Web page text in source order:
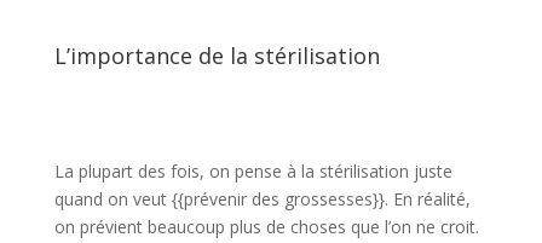
L’importance de la stérilisation
La plupart des fois, on pense à la stérilisation juste
quand on veut {{prévenir des grossesses}}. En réalité,
on prévient beaucoup plus de choses que l’on ne croit.